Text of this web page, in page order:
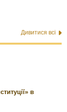
Дивитися всі
в